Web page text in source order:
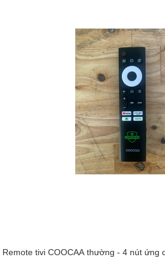
Remote tivi COOCAA thường - 4 nút ứng